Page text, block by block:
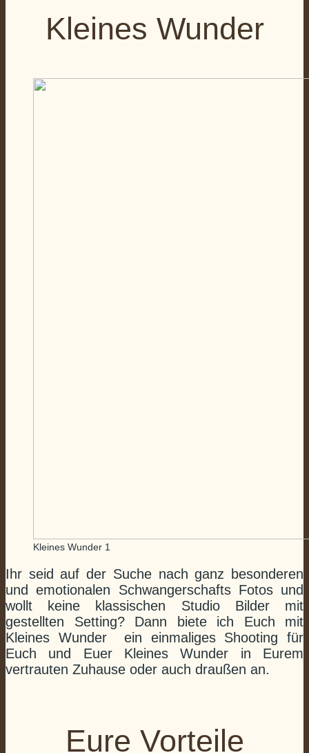
Kleines Wunder
Kleines Wunder 1
Ihr seid auf der Suche nach ganz besonderen
und emotionalen Schwangerschafts Fotos und
wollt keine klassischen Studio Bilder mit
gestellten Setting? Dann biete ich Euch mit
Kleines Wunder ein einmaliges Shooting für
Euch und Euer Kleines Wunder in Eurem
vertrauten Zuhause oder auch draußen an.
Eure Vorteile